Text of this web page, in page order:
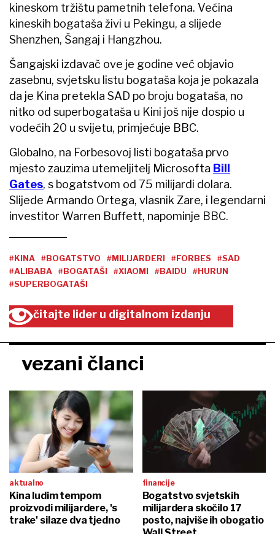
kineskom tržištu pametnih telefona. Većina
kineskih bogataša živi u Pekingu, a slijede
Shenzhen, Šangaj i Hangzhou.
Šangajski izdavač ove je godine već objavio
zasebnu, svjetsku listu bogataša koja je pokazala
da je Kina pretekla SAD po broju bogataša, no
nitko od superbogataša u Kini još nije dospio u
vodećih 20 u svijetu, primjećuje BBC.
Globalno, na Forbesovoj listi bogataša prvo
mjesto zauzima utemeljitelj Microsofta Bill
Gates, s bogatstvom od 75 milijardi dolara.
Slijede Armando Ortega, vlasnik Zare, i legendarni
investitor Warren Buffett, napominje BBC.
#KINA #BOGATSTVO #MILIJARDERI #FORBES
#SAD
#ALIBABA
#BOGATAŠI #XIAOMI #BAIDU
#HURUN
#SUPERBOGATAŠI
čitajte lider u digitalnom izdanju
vezani članci
aktualno
Kina ludim tempom
proizvodi milijardere, 's
trake' silaze dva tjedno
financije
Bogatstvo svjetskih
milijardera skočilo 17
posto, najviše ih obogatio